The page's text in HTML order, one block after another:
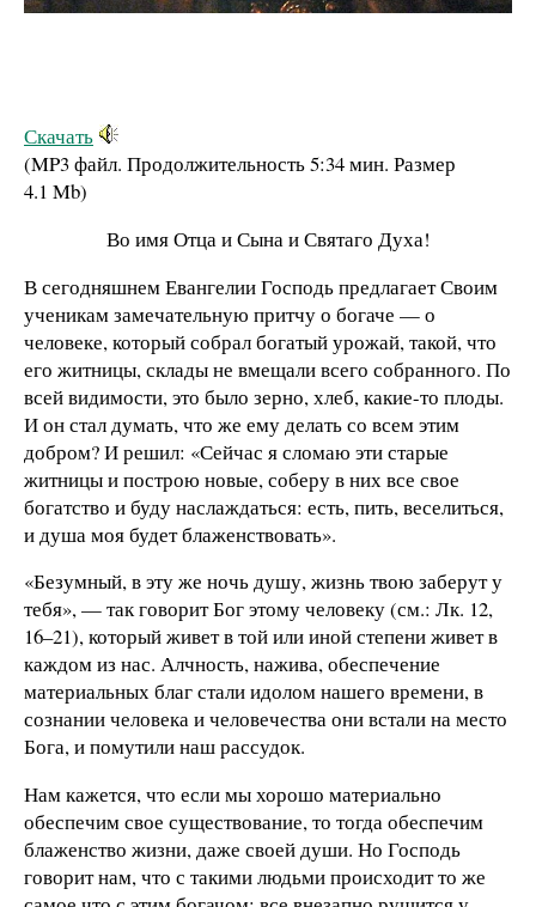
Скачать
(MP3 файл. Продолжительность5:34 мин. Размер
4.1 Mb)
Во имя Отца и Сына и Святаго Духа!
В сегодняшнем Евангелии Господь предлагает Своим
ученикам замечательную притчу о богаче — о
человеке, который собрал богатый урожай, такой, что
его житницы, склады не вмещали всего собранного. По
всей видимости, это было зерно, хлеб, какие-то плоды.
И он стал думать, что же ему делать со всем этим
добром? И решил: «Сейчас я сломаю эти старые
житницы и построю новые, соберу в них все свое
богатство и буду наслаждаться: есть, пить, веселиться,
и душа моя будет блаженствовать».
«Безумный, в эту же ночь душу, жизнь твою заберут у
тебя», — так говорит Бог этому человеку (см.: Лк. 12,
16–21), который живет в той или иной степени живет в
каждом из нас. Алчность, нажива, обеспечение
материальных благ стали идолом нашего времени, в
сознании человека и человечества они встали на место
Бога, и помутили наш рассудок.
Нам кажется, что если мы хорошо материально
обеспечим свое существование, то тогда обеспечим
блаженство жизни, даже своей души. Но Господь
говорит нам, что с такими людьми происходит то же